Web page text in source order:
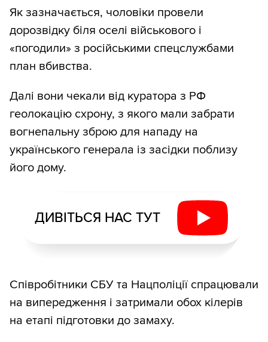
Як зазначається, чоловіки провели
дорозвідку біля оселі військового і
«погодили» з російськими спецслужбами
план вбивства.
Далі вони чекали від куратора з РФ
геолокацію схрону, з якого мали забрати
вогнепальну зброю для нападу на
українського генерала із засідки поблизу
його дому.
ДИВІТЬСЯ НАС ТУТ
Співробітники СБУ та Нацполіції спрацювали
на випередження і затримали обох кілерів
на етапі підготовки до замаху.